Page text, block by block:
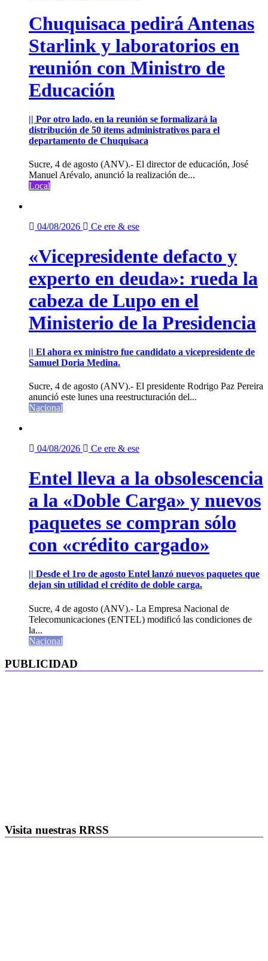
Chuquisaca pedirá Antenas
Starlink y laboratorios en
reunión con Ministro de
Educación
|| Por otro lado, en la reunión se formalizará la
distribución de 50 ítems administrativos para el
departamento de Chuquisaca
Sucre, 4 de agosto (ANV).- El director de educación, José
Manuel Arévalo, anunció la realización de...
Local
04/08/2026 Ce ere & ese
«Vicepresidente defacto y
experto en deuda»: rueda la
cabeza de Lupo en el
Ministerio de la Presidencia
|| El ahora ex ministro fue candidato a vicepresidente de
Samuel Doria Medina.
Sucre, 4 de agosto (ANV).- El presidente Rodrigo Paz Pereira
anunció este lunes una reestructuración del...
Nacional
04/08/2026 Ce ere & ese
Entel lleva a la obsolescencia
a la «Doble Carga» y nuevos
paquetes se compran sólo
con «crédito cargado»
|| Desde el 1ro de agosto Entel lanzó nuevos paquetes que
dejan sin utilidad el crédito de doble carga.
Sucre, 4 de agosto (ANV).- La Empresa Nacional de
Telecomunicaciones (ENTEL) modificó las condiciones de
la...
Nacional
PUBLICIDAD
Visita nuestras RRSS